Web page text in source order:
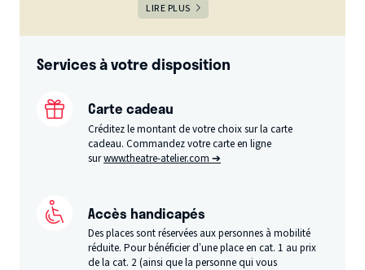
LIRE PLUS
Services à votre disposition
Carte cadeau
Créditez le montant de votre choix sur la carte
cadeau. Commandez votre carte en ligne
surwww.theatre-atelier.com ➔
Accès handicapés
Des places sont réservées aux personnes à mobilité
réduite. Pour bénéficier d’une place en cat. 1 au prix
de la cat. 2 (ainsi que la personne qui vous